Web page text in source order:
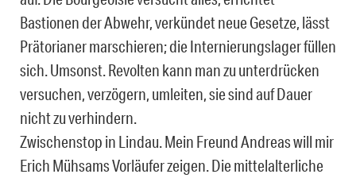
Bastionen der Abwehr, verkündet neue Gesetze, lässt
Prätorianer marschieren; die Internierungslager füllen
sich. Umsonst. Revolten kann man zu unterdrücken
versuchen, verzögern, umleiten, sie sind auf Dauer
nicht zu verhindern.
Zwischenstop in Lindau. Mein Freund Andreas will mir
Erich Mühsams Vorläufer zeigen. Die mittelalterliche